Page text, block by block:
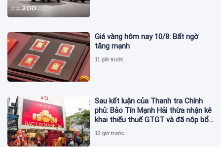
Giá vàng hôm nay 10/8: Bất ngờ
tăng mạnh
11 giờ trước
Sau kết luận của Thanh tra Chính
phủ: Bảo Tín Mạnh Hải thừa nhận kê
khai thiếu thuế GTGT và đã nộp bổ
sung
12 giờ trước